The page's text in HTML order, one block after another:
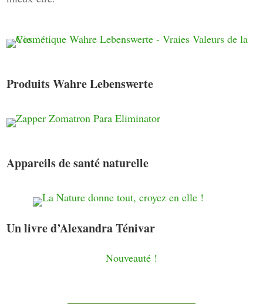
Produits Wahre Lebenswerte
Appareils de santé naturelle
Un livre d’Alexandra Ténivar
Nouveauté !